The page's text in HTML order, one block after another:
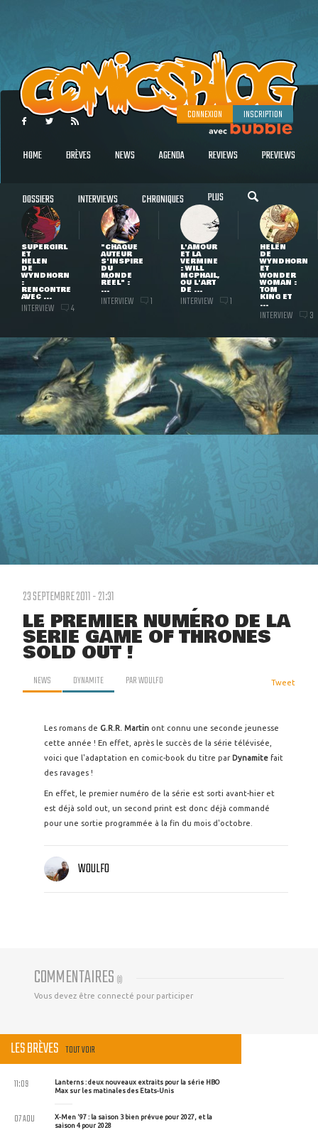
CONNEXION INSCRIPTION
HOME BRÈVES NEWS AGENDA REVIEWS PREVIEWS
DOSSIERS INTERVIEWS CHRONIQUES PLUS
SUPERGIRL
ET
HELEN
DE
WYNDHORN
:
RENCONTRE
AVEC ...
INTERVIEW 4
"CHAQUE
AUTEUR
S'INSPIRE
DU
MONDE
RÉEL" :
...
INTERVIEW 1
L'AMOUR
ET LA
VERMINE
: WILL
MCPHAIL,
OU L'ART
DE ...
INTERVIEW 1
HELEN
DE
WYNDHORN
ET
WONDER
WOMAN :
TOM
KING ET
...
INTERVIEW 3
23 SEPTEMBRE 2011 - 21:31
LE PREMIER NUMÉRO DE LA
SÉRIE GAME OF THRONES
SOLD OUT !
NEWS DYNAMITE PARWOULFO Tweet
Les romans de G.R.R. Martin ont connu une seconde jeunesse
cette année ! En effet, après le succès de la série télévisée,
voici que l'adaptation en comic-book du titre par Dynamite fait
des ravages !
En effet, le premier numéro de la série est sorti avant-hier et
est déjà sold out, un second print est donc déjà commandé
pour une sortie programmée à la fin du mois d'octobre.
WOULFO
COMMENTAIRES (0)
Vous devez être connecté pour participer
LES BRÈVES TOUT VOIR
Lanterns : deux nouveaux extraits pour la série HBO
Max sur les matinales des Etats-Unis
11:09
X-Men '97 : la saison 3 bien prévue pour 2027, et la
saison 4 pour 2028
07 AOU